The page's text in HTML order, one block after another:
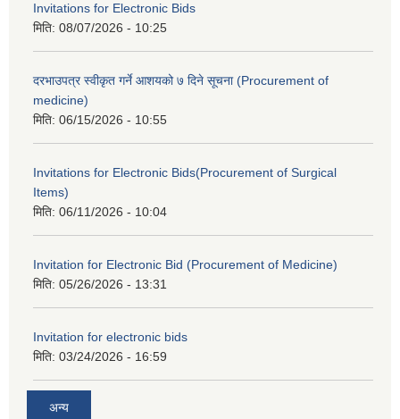
Invitations for Electronic Bids
मिति: 08/07/2026 - 10:25
दरभाउपत्र स्वीकृत गर्ने आशयको ७ दिने सूचना (Procurement of
medicine)
मिति: 06/15/2026 - 10:55
Invitations for Electronic Bids(Procurement of Surgical
Items)
मिति: 06/11/2026 - 10:04
Invitation for Electronic Bid (Procurement of Medicine)
मिति: 05/26/2026 - 13:31
Invitation for electronic bids
मिति: 03/24/2026 - 16:59
अन्य